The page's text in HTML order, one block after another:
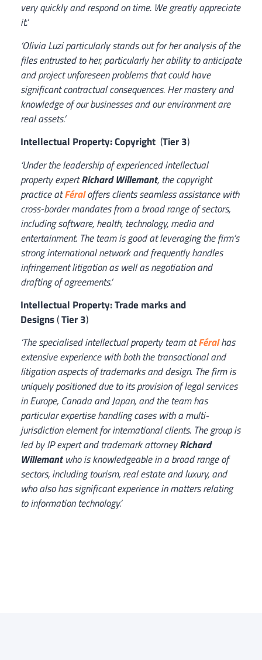
very quickly and respond on time. We greatly appreciate
it.’
‘Olivia Luzi particularly stands out for her analysis of the
files entrusted to her, particularly her ability to anticipate
and project unforeseen problems that could have
significant contractual consequences. Her mastery and
knowledge of our businesses and our environment are
real assets.’
Intellectual Property: Copyright (Tier 3)
‘Under the leadership of experienced intellectual
property expertRichard Willemant, the copyright
practice atFéraloffers clients seamless assistance with
cross-border mandates from a broad range of sectors,
including software, health, technology, media and
entertainment. The team is good at leveraging the firm’s
strong international network and frequently handles
infringement litigation as well as negotiation and
drafting of agreements.’
Intellectual Property: Trade marks and
Designs(Tier 3)
‘The specialised intellectual property team atFéralhas
extensive experience with both the transactional and
litigation aspects of trademarks and design. The firm is
uniquely positioned due to its provision of legal services
in Europe, Canada and Japan, and the team has
particular expertise handling cases with a multi-
jurisdiction element for international clients. The group is
led by IP expert and trademark attorneyRichard
Willemantwho is knowledgeable in a broad range of
sectors, including tourism, real estate and luxury, and
who also has significant experience in matters relating
to information technology.’